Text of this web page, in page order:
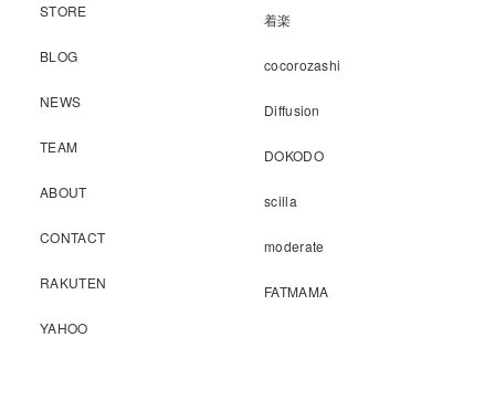
STORE
BLOG
NEWS
TEAM
ABOUT
CONTACT
RAKUTEN
YAHOO
着楽
cocorozashi
Diffusion
DOKODO
scilla
moderate
FATMAMA